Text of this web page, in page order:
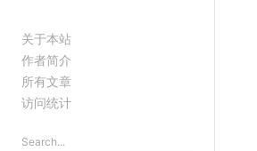
关于本站
作者简介
所有文章
访问统计